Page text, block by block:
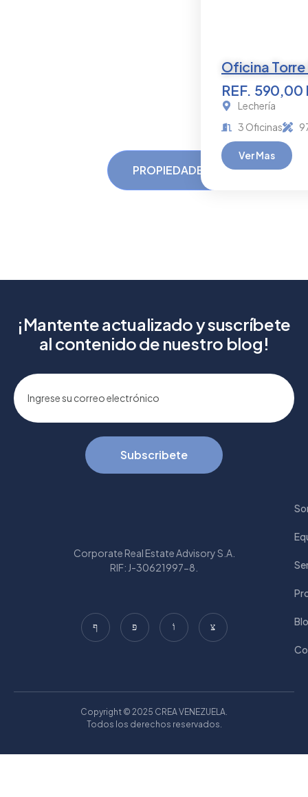
PROPIEDADES
Oficina
REF. 590,00
Lechería
3 Oficinas
Ver Mas
¡Mantente actualizado y suscríbete
al contenido de nuestro blog!
Subscribete
Corporate Real Estate Advisory S.A.
RIF: J-30621997-8.
Copyright © 2025 CREA VENEZUELA.
Todos los derechos reservados.